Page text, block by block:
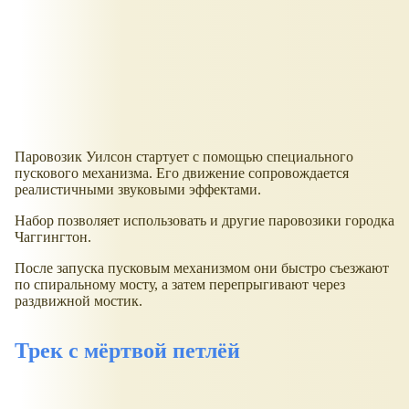
Паровозик Уилсон стартует с помощью специального
пускового механизма. Его движение сопровождается
реалистичными звуковыми эффектами.
Набор позволяет использовать и другие паровозики городка
Чаггингтон.
После запуска пусковым механизмом они быстро съезжают
по спиральному мосту, а затем перепрыгивают через
раздвижной мостик.
Трек с мёртвой петлёй